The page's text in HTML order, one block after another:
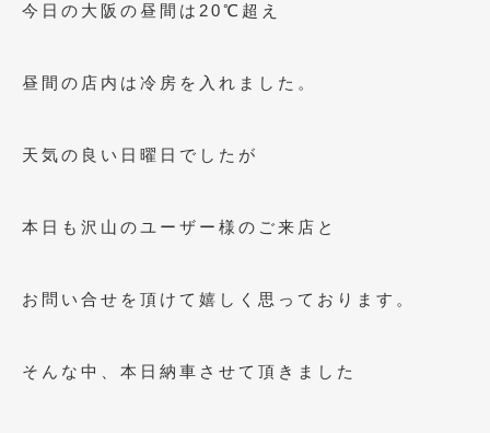
2024年6月(1)
2023年12月(2)
2023年10月 (2)
2023年4月 (1)
今日の大阪の昼間は20℃超え
昼間の店内は冷房を入れました。
天気の良い日曜日でしたが
本日も沢山のユーザー様のご来店と
お問い合せを頂けて嬉しく思っております。
そんな中、本日納車させて頂きました